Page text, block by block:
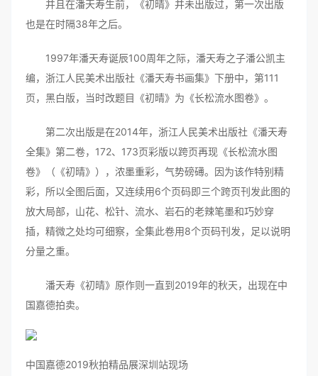
并且在潘天寿生前，《初晴》并未出版过，第一次出版
也是在时隔38年之后。
1997年潘天寿诞辰100周年之际，潘天寿之子潘公凯主
编，浙江人民美术出版社《潘天寿书画集》下册中，第111
页，黑白版，当时改题目《初晴》为《长松流水图卷》。
第二次出版是在2014年，浙江人民美术出版社《潘天寿
全集》第二卷，172、173页彩版以跨页再现《长松流水图
卷》（《初晴》），浓墨重彩，气势磅礡。因为该作特别精
彩，所以全图后面，又连续用6个页码即三个跨页刊发此图的
放大局部，山花、松针、流水、岩石的老辣笔墨和巧妙穿
插，精微之处均可细察，全集此卷用8个页码刊发，足以说明
分量之重。
潘天寿《初晴》原作则一直到2019年的秋天，出现在中
国嘉德拍卖。
中国嘉德2019秋拍精品展深圳站现场